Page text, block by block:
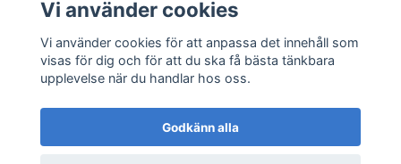
Sociala medier
Vi använder cookies
Vi använder cookies för att anpassa det innehåll som
visas för dig och för att du ska få bästa tänkbara
upplevelse när du handlar hos oss.
Godkänn alla